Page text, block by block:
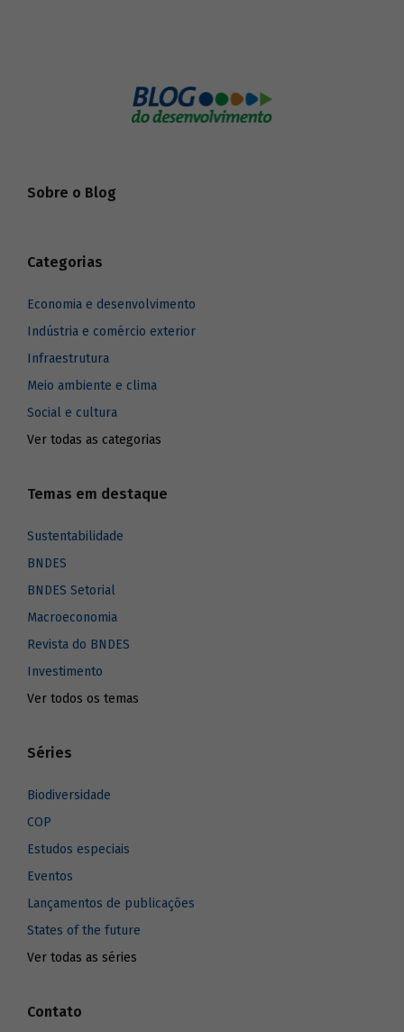
Sobre o Blog
Categorias
Economia e desenvolvimento
Indústria e comércio exterior
Infraestrutura
Meio ambiente e clima
Social e cultura
Ver todas as categorias
Temas em destaque
Sustentabilidade
BNDES
BNDES Setorial
Macroeconomia
Revista do BNDES
Investimento
Ver todos os temas
Séries
Biodiversidade
COP
Estudos especiais
Eventos
Lançamentos de publicações
States of the future
Ver todas as séries
Contato